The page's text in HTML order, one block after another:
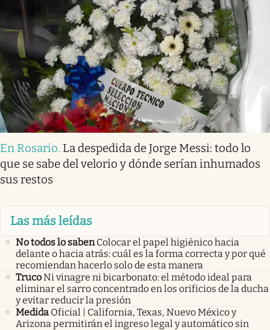
En Rosario. La despedida de Jorge Messi: todo lo
que se sabe del velorio y dónde serían inhumados
sus restos
Las más leídas
No todos lo saben Colocar el papel higiénico hacia
delante o hacia atrás: cuál es la forma correcta y por qué
recomiendan hacerlo solo de esta manera
TrucoNi vinagre ni bicarbonato: el método ideal para
eliminar el sarro concentrado en los orificios de la ducha
y evitar reducir la presión
Medida Oficial | California, Texas, Nuevo México y
Arizona permitirán el ingreso legal y automático sin